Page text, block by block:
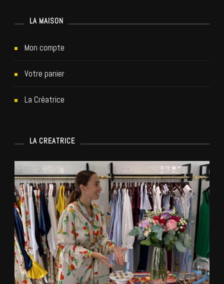
LA MAISON
Mon compte
Votre panier
La Créatrice
LA CREATRICE